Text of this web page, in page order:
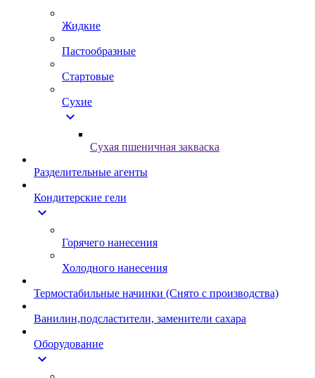
Жидкие
Пастообразные
Стартовые
Сухие
expand_more
Сухая пшеничная закваска
Разделительные агенты
Кондитерские гели
expand_more
Горячего нанесения
Холодного нанесения
Термостабильные начинки (Снято с производства)
Ванилин,подсластители, заменители сахара
Оборудование
expand_more